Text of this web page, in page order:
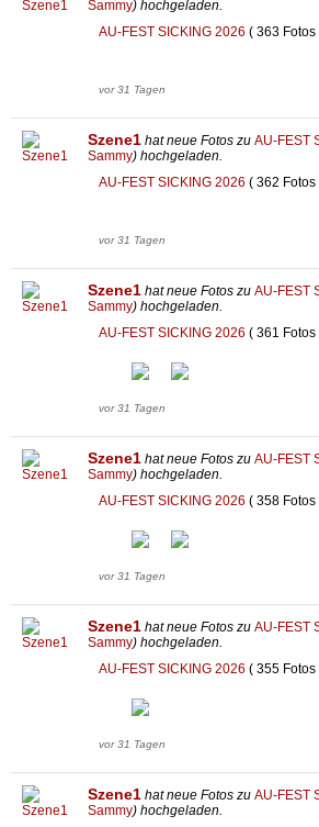
Sammy) hochgeladen.
AU-FEST SICKING 2026 ( 363 Fotos
vor 31 Tagen
Szene1 hat neue Fotos zu AU-FEST
Sammy) hochgeladen.
AU-FEST SICKING 2026 ( 362 Fotos
vor 31 Tagen
Szene1 hat neue Fotos zu AU-FEST
Sammy) hochgeladen.
AU-FEST SICKING 2026 ( 361 Fotos
vor 31 Tagen
Szene1 hat neue Fotos zu AU-FEST
Sammy) hochgeladen.
AU-FEST SICKING 2026 ( 358 Fotos
vor 31 Tagen
Szene1 hat neue Fotos zu AU-FEST
Sammy) hochgeladen.
AU-FEST SICKING 2026 ( 355 Fotos
vor 31 Tagen
Szene1 hat neue Fotos zu AU-FEST
Sammy) hochgeladen.